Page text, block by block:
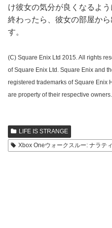
け彼女の気分が良くなるよ
終わったら、彼女の部屋か
す。
(C) Square Enix Ltd 2015. All rights
of Square Enix Ltd. Square Enix and
registered trademarks of Square Enix
are property of their respective owners.
LIFE IS STRANGE
Xbox Oneウォークスルー: ナラテ